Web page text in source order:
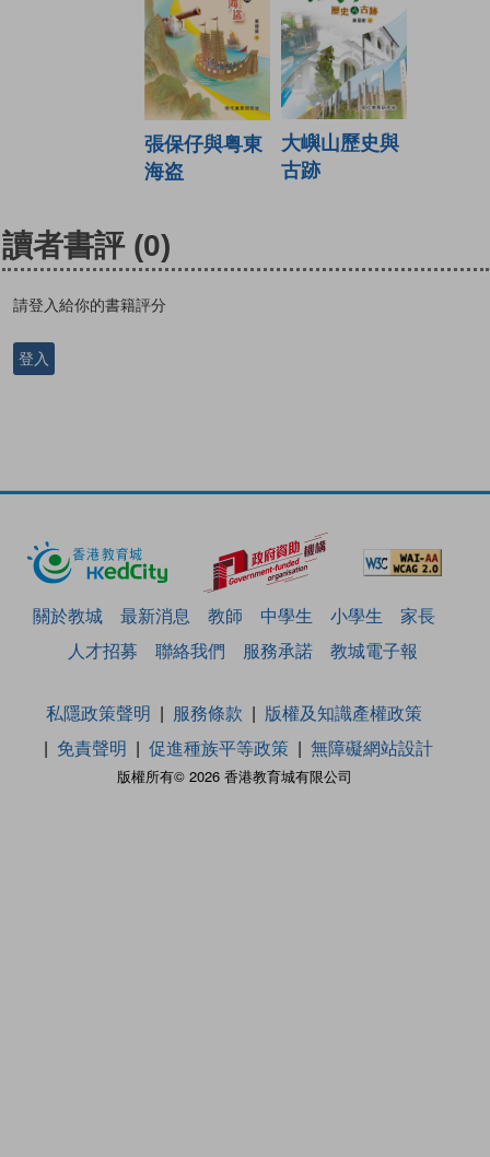
張保仔與粤東
海盗
大嶼山歷史與
古跡
讀者書評 (0)
請登入給你的書籍評分
登入
關於教城 最新消息 教師 中學生 小學生
家長
人才招募
聯絡我們 服務承諾 教城電子報
版權所有© 2026 香港教育城有限公司
私隱政策聲明 服務條款
版權及知識產權政策
免責聲明
促進種族平等政策 無障礙網站設計